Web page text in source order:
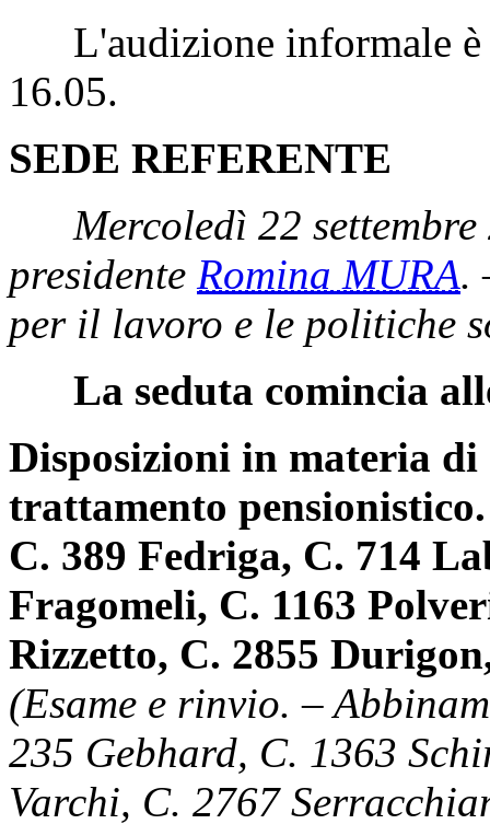
L'audizione informale è
16.05.
SEDE REFERENTE
Mercoledì 22
presidente Romina MURA.
per il lavoro e le politiche
La seduta comincia
Disposizioni in materia di
trattamento pensionistico.
C. 389 Fedriga, C. 714
Fragomeli, C. 1163
Rizzetto, C. 2855
(Esame e rinvio. –
235 Gebhard, C. 1363
Varchi, C. 2767